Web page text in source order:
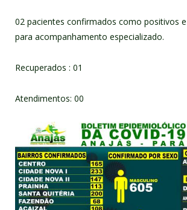
02 pacientes confirmados como positivos
para acompanhamento especializado.
Recuperados : 01
Atendimentos: 00